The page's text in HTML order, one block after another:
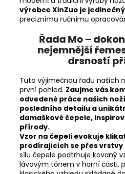
výrobce XinZuo je jedinečný
preciznímu ručnímu
Řada Mo –
nejemnější
drsností
Tuto výjimečnou řadu našich
první pohled. Zaujme vás
odvedené práce našich
posledního detailu a
damaškové čepele,
přírody.
Vzor na čepeli evokuje
prodírajících se přes vrstvy
sílu čepele podtrhuje kovaný
lávovým tónem v horní části,